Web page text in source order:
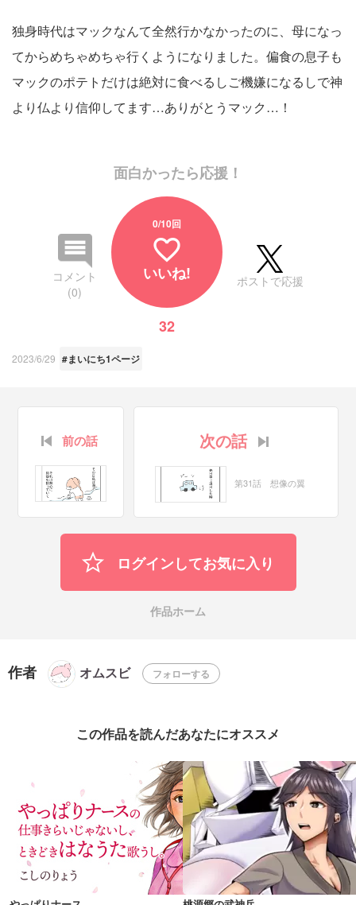
独身時代はマックなんて全然行かなかったのに、母になっ
てからめちゃめちゃ行くようになりました。偏食の息子も
マックのポテトだけは絶対に食べるしご機嫌になるしで神
より仏より信仰してます…ありがとうマック…！
面白かったら応援！
コメント
(0)
0/10回
favorite_border
いいね!
32
ポストで応援
2023/6/29 #まいにち1ページ
前の話 次の話
第31話 想像の翼
ログインしてお気に入り
作品ホーム
作者 オムスビ フォローする
この作品を読んだあなたにオススメ